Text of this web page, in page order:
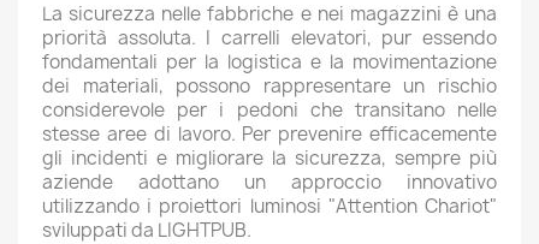
La sicurezza nelle fabbriche e nei magazzini è una
priorità assoluta. I carrelli elevatori, pur essendo
fondamentali per la logistica e la movimentazione
dei materiali, possono rappresentare un rischio
considerevole per i pedoni che transitano nelle
stesse aree di lavoro. Per prevenire efficacemente
gli incidenti e migliorare la sicurezza, sempre più
aziende adottano un approccio innovativo
utilizzando i proiettori luminosi "Attention Chariot"
sviluppati da LIGHTPUB.